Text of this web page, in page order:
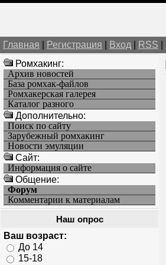
Главная Регистрация Вход RSS
Ромхакинг:
Архив новостей
База ромхак-файлов
Ромхакерская галерея
Каталог разного
Дополнительно:
Поиск по сайту
Зарубежный ромхакинг
Новости эмуляции
Cайт:
Информация о сайте
Общение:
Форум
Комментарии к материалам
Наш опрос
Ваш возраст:
До 14
15-18